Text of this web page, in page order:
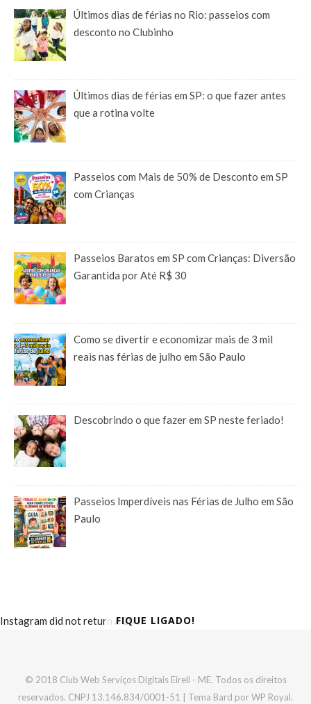
Últimos dias de férias no Rio: passeios com
desconto no Clubinho
Últimos dias de férias em SP: o que fazer antes
que a rotina volte
Passeios com Mais de 50% de Desconto em SP
com Crianças
Passeios Baratos em SP com Crianças: Diversão
Garantida por Até R$ 30
Como se divertir e economizar mais de 3 mil
reais nas férias de julho em São Paulo
Descobrindo o que fazer em SP neste feriado!
Passeios Imperdíveis nas Férias de Julho em São
Paulo
FIQUE LIGADO!
Instagram did not return a 200.
© 2018 Club Web Serviços Digitais Eireli - ME. Todos os direitos
reservados. CNPJ 13.146.834/0001-51 | Tema Bard porWP Royal.